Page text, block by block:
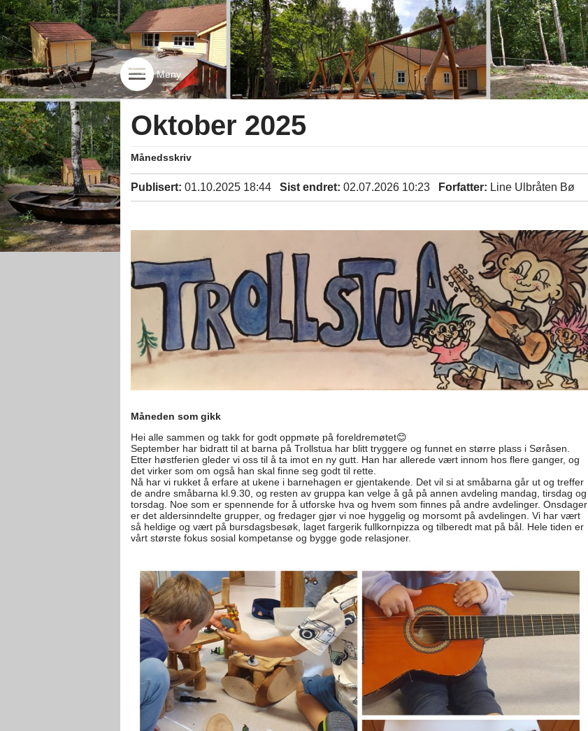
Meny
Oktober 2025
Månedsskriv
Publisert: 01.10.2025 18:44 Sist endret: 02.07.2026 10:23 Forfatter: Line Ulbråten Bø
Måneden som gikk
Hei alle sammen og takk for godt oppmøte på foreldremøtet😊
September har bidratt til at barna på Trollstua har blitt tryggere og funnet en større plass i Søråsen.
Etter høstferien gleder vi oss til å ta imot en ny gutt. Han har allerede vært innom hos flere ganger, og
det virker som om også han skal finne seg godt til rette.
Nå har vi rukket å erfare at ukene i barnehagen er gjentakende. Det vil si at småbarna går ut og treffer
de andre småbarna kl.9.30, og resten av gruppa kan velge å gå på annen avdeling mandag, tirsdag og
torsdag. Noe som er spennende for å utforske hva og hvem som finnes på andre avdelinger. Onsdager
er det aldersinndelte grupper, og fredager gjør vi noe hyggelig og morsomt på avdelingen. Vi har vært
så heldige og vært på bursdagsbesøk, laget fargerik fullkornpizza og tilberedt mat på bål. Hele tiden er
vårt største fokus sosial kompetanse og bygge gode relasjoner.